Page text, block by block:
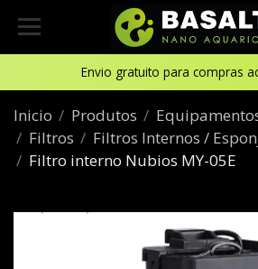
Envio gratuito para compras
Inicio Produtos
Filtros
Filtros Internos /
Filtro interno Nubios MY-05E